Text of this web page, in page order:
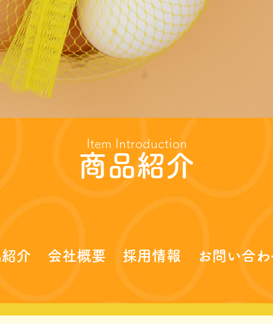
Item Introduction
商品紹介
介 会社概要 採用情報 お問い合